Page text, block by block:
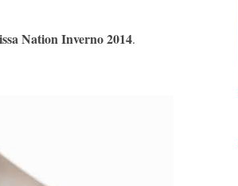
Nation Inverno 2014.